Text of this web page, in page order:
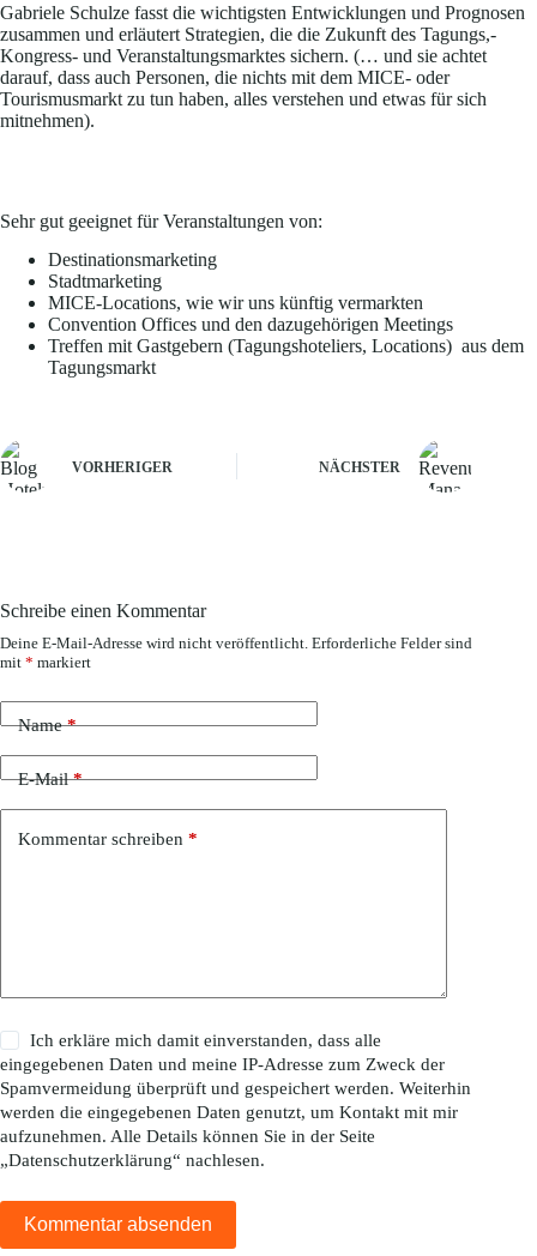
Gabriele Schulze fasst die wichtigsten Entwicklungen und Prognosen
zusammen und erläutert Strategien, die die Zukunft des Tagungs,-
Kongress- und Veranstaltungsmarktes sichern. (… und sie achtet
darauf, dass auch Personen, die nichts mit dem MICE- oder
Tourismusmarkt zu tun haben, alles verstehen und etwas für sich
mitnehmen).
Sehr gut geeignet für Veranstaltungen von:
Destinationsmarketing
Stadtmarketing
MICE-Locations, wie wir uns künftig vermarkten
Convention Offices und den dazugehörigen Meetings
Treffen mit Gastgebern (Tagungshoteliers, Locations) aus dem
Tagungsmarkt
VORHERIGER NÄCHSTER
Schreibe einen Kommentar
Deine E-Mail-Adresse wird nicht veröffentlicht. Erforderliche Felder sind
mit * markiert
Name*
E-Mail*
Kommentar schreiben *
Ich erkläre mich damit einverstanden, dass alle
eingegebenen Daten und meine IP-Adresse zum Zweck der
Spamvermeidung überprüft und gespeichert werden. Weiterhin
werden die eingegebenen Daten genutzt, um Kontakt mit mir
aufzunehmen. Alle Details können Sie in der Seite
„Datenschutzerklärung“ nachlesen.
Kommentar absenden